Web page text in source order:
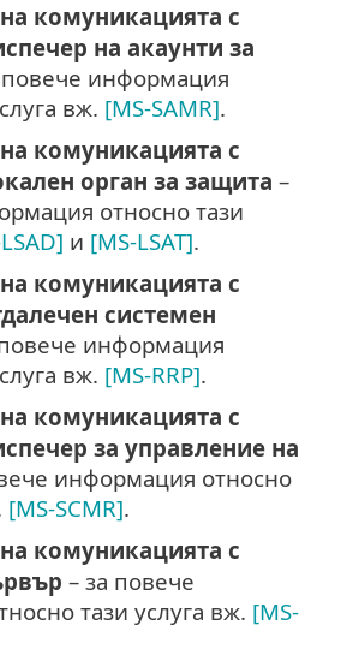
комуникацията с
на акаунти за
повече информация
вж. [MS-SAMR].
комуникацията с
орган за защита –
относно тази
и [MS-LSAT].
комуникацията с
системен
информация
вж. [MS-RRP].
комуникацията с
за управление на
информация относно
[MS-SCMR].
комуникацията с
– за повече
тази услуга вж. [MS-